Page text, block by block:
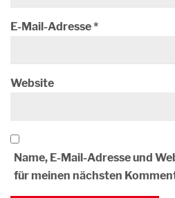
E-Mail-Adresse*
Website
Name, E-Mail-Adresse und
für meinen nächsten